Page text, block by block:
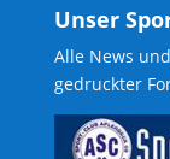
Unser
Alle News
gedruckter